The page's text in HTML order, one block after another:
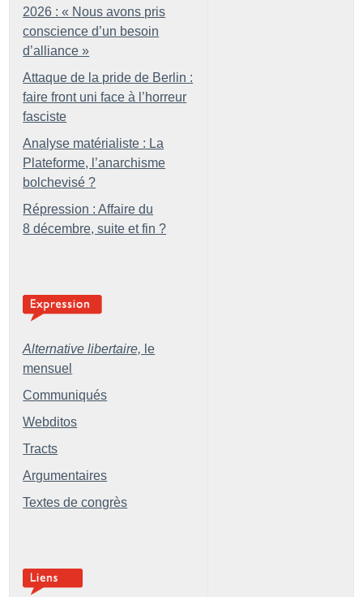
2026 : « Nous avons pris
conscience d’un besoin
d’alliance »
Attaque de la pride de Berlin :
faire front uni face à l’horreur
fasciste
Analyse matérialiste : La
Plateforme, l’anarchisme
bolchevisé ?
Répression : Affaire du
8 décembre, suite et fin ?
Alternative libertaire, le
mensuel
Communiqués
Webditos
Tracts
Argumentaires
Textes de congrès